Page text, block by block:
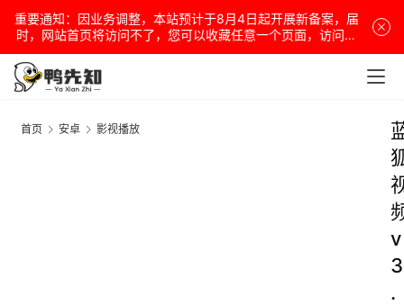
重要通知：因业务调整，本站预计于8月4日起开展新备案，届
时，网站首页将访问不了，您可以收藏任意一个页面，访问网
站！
首页 安卓 影视播放
v
3
.